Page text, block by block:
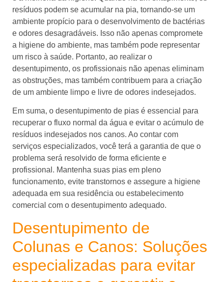
resíduos podem se acumular na pia, tornando-se um
ambiente propício para o desenvolvimento de bactérias
e odores desagradáveis. Isso não apenas compromete
a higiene do ambiente, mas também pode representar
um risco à saúde. Portanto, ao realizar o
desentupimento, os profissionais não apenas eliminam
as obstruções, mas também contribuem para a criação
de um ambiente limpo e livre de odores indesejados.
Em suma, o desentupimento de pias é essencial para
recuperar o fluxo normal da água e evitar o acúmulo de
resíduos indesejados nos canos. Ao contar com
serviços especializados, você terá a garantia de que o
problema será resolvido de forma eficiente e
profissional. Mantenha suas pias em pleno
funcionamento, evite transtornos e assegure a higiene
adequada em sua residência ou estabelecimento
comercial com o desentupimento adequado.
Desentupimento de
Colunas e Canos: Soluções
especializadas para evitar